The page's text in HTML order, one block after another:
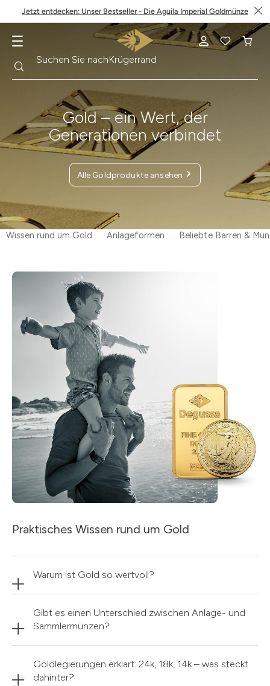
Jetzt entdecken: Unser Bestseller - Die Aguila Imperial Goldmünze
Suchen Sie nachKrügerrand
Gold – ein Wert, der
Generationen verbindet
Alle Goldprodukte ansehen
Wissen rund um Gold Anlageformen Beliebte Barren &
Praktisches Wissen rund um Gold
Warum ist Gold so wertvoll?
Gibt es einen Unterschied zwischen Anlage- und
Sammlermünzen?
Goldlegierungen erklärt: 24k, 18k, 14k – was steckt
dahinter?